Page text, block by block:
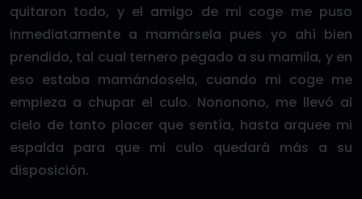
quitaron todo, y el amigo de mi coge me puso
inmediatamente a mamársela pues yo ahí bien
prendido, tal cual ternero pegado a su mamila, y en
eso estaba mamándosela, cuando mi coge me
empieza a chupar el culo. Nononono, me llevó al
cielo de tanto placer que sentía, hasta arquee mi
espalda para que mi culo quedará más a su
disposición.